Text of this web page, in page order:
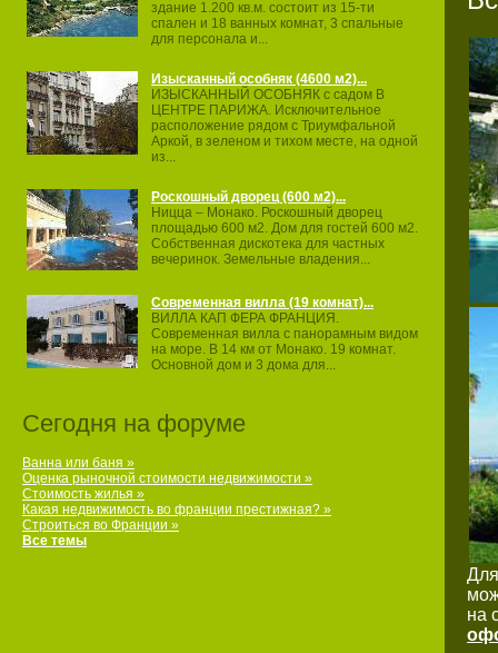
здание 1.200 кв.м. состоит из 15‐ти
спален и 18 ванных комнат, 3 спальные
для персонала и...
Изысканный особняк (4600 м2)...
ИЗЫСКАННЫЙ ОСОБНЯК с садом В
ЦЕНТРЕ ПАРИЖА. Исключительное
расположение рядом с Триумфальной
Аркой, в зеленом и тихом месте, на одной
из...
Роскошный дворец (600 м2)...
Ницца – Монако. Роскошный дворец
площадью 600 м2. Дом для гостей 600 м2.
Собственная дискотека для частных
вечеринок. Земельные владения...
Современная вилла (19 комнат)...
ВИЛЛА КАП ФЕРА ФРАНЦИЯ.
Современная вилла с панорамным видом
на море. В 14 км от Монако. 19 комнат.
Основной дом и 3 дома для...
Сегодня на форуме
Ванна или баня »
Оценка рыночной стоимости недвижимости »
Стоимость жилья »
Какая недвижимость во франции престижная? »
Строиться во Франции »
Все темы
на